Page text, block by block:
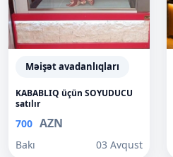
Məişət avadanlıqları
KABABLIQ üçün SOYUDUCU
satılır
700 AZN
Bakı 03 Avqust